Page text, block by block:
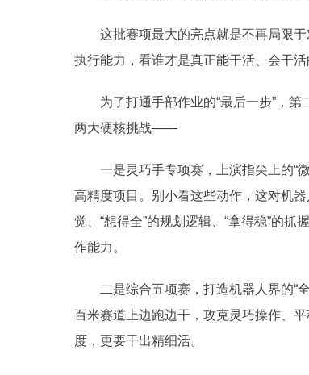
这批赛项最大的亮点就是不再局限
执行能力，看谁才是真正能干活、会干活
为了打通手部作业的“最后一步”，
两大硬核挑战——
一是灵巧手专项赛，上演指尖上的“
高精度项目。别小看这些动作，这对机
觉、“想得全”的规划逻辑、“拿得稳”的
作能力。
二是综合五项赛，打造机器人界的“
百米赛道上边跑边干，攻克灵巧操作、
度，更要干出精细活。